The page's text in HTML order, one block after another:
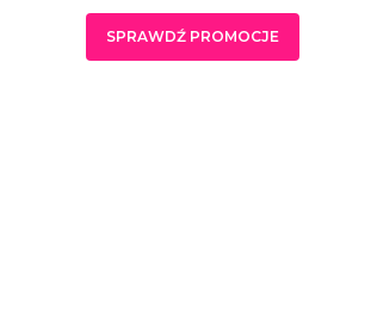
SPRAWDŹ PROMOCJE